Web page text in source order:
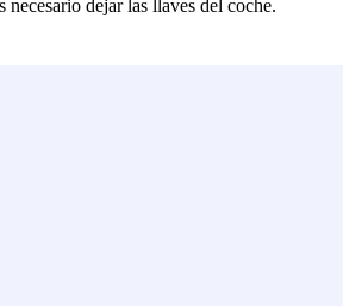
dejar las llaves del coche.